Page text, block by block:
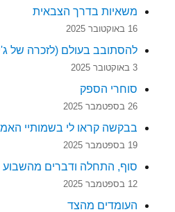
משאיות בדרך הצבאית
16 באוקטובר 2025
להסתובב בעולם (לזכרה של
3 באוקטובר 2025
סוחרי הספק
26 בספטמבר 2025
בבקשה קראו לי בשמותיי
19 בספטמבר 2025
סוף, התחלה ודברים מהשבוע
12 בספטמבר 2025
העומדים מהצד